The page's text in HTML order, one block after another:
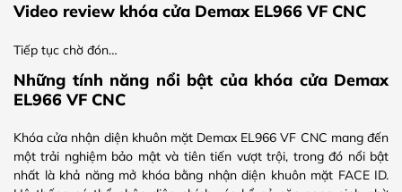
Video review khóa cửa Demax EL966 VF CNC
Tiếp tục chờ đón…
Những tính năng nổi bật của khóa cửa Demax
EL966 VF CNC
Khóa cửa nhận diện khuôn mặt Demax EL966 VF CNC mang đến
một trải nghiệm bảo mật và tiên tiến vượt trội, trong đó nổi bật
nhất là khả năng mở khóa bằng nhận diện khuôn mặt FACE ID.